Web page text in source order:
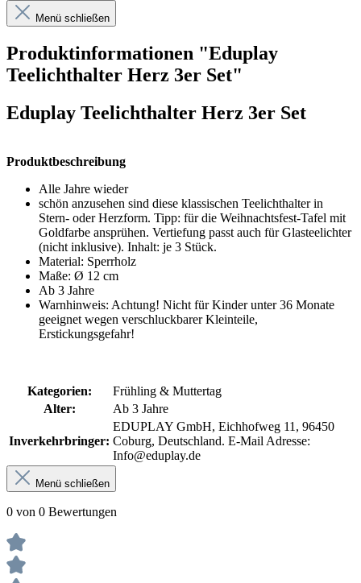
Menü schließen
Produktinformationen "Eduplay
Teelichthalter Herz 3er Set"
Eduplay Teelichthalter Herz 3er Set
Produktbeschreibung
Alle Jahre wieder
schön anzusehen sind diese klassischen Teelichthalter in
Stern- oder Herzform. Tipp: für die Weihnachtsfest-Tafel mit
Goldfarbe ansprühen. Vertiefung passt auch für Glasteelichter
(nicht inklusive). Inhalt: je 3 Stück.
Material: Sperrholz
Maße: Ø 12 cm
Ab 3 Jahre
Warnhinweis: Achtung! Nicht für Kinder unter 36 Monate
geeignet wegen verschluckbarer Kleinteile,
Erstickungsgefahr!
Kategorien:
Frühling & Muttertag
Alter:
Ab 3 Jahre
Inverkehrbringer:
EDUPLAY GmbH, Eichhofweg 11, 96450
Coburg, Deutschland. E-Mail Adresse:
Info@eduplay.de
Menü schließen
0 von 0 Bewertungen